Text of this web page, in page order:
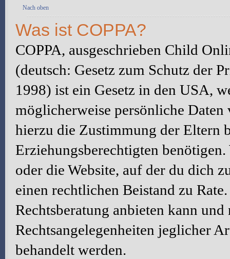
Nach oben
Was ist COPPA?
COPPA, ausgeschrieben Child
(deutsch: Gesetz zum Schutz der
1998) ist ein Gesetz in den USA,
möglicherweise persönliche
hierzu die Zustimmung der Eltern
Erziehungsberechtigten
oder die Website, auf der du dich
einen rechtlichen Beistand zu
Rechtsberatung anbieten kann
Rechtsangelegenheiten jeglicher
behandelt werden.